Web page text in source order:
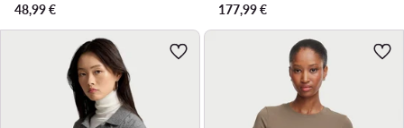
48,99€
177,99€